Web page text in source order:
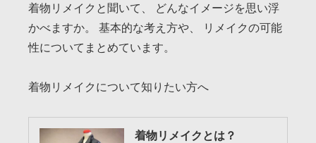
着物リメイクと聞いて、 どんなイメージを思い浮
かべますか。 基本的な考え方や、 リメイクの可能
性についてまとめています。
着物リメイクについて知りたい方へ
着物リメイクとは？